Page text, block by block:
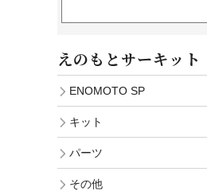
えのもとサーキット
ENOMOTO SP
キット
パーツ
その他